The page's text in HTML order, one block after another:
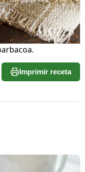
Imprimir receta